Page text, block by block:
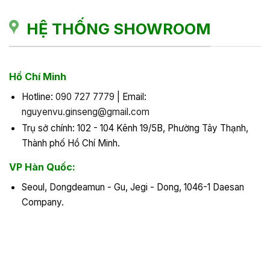
HỆ THỐNG SHOWROOM
Hồ Chí Minh
Hotline: 090 727 7779 | Email:
nguyenvu.ginseng@gmail.com
Trụ sở chính: 102 - 104 Kênh 19/5B, Phường Tây Thạnh,
Thành phố Hồ Chí Minh.
VP Hàn Quốc:
Seoul, Dongdeamun - Gu, Jegi - Dong, 1046-1 Daesan
Company.